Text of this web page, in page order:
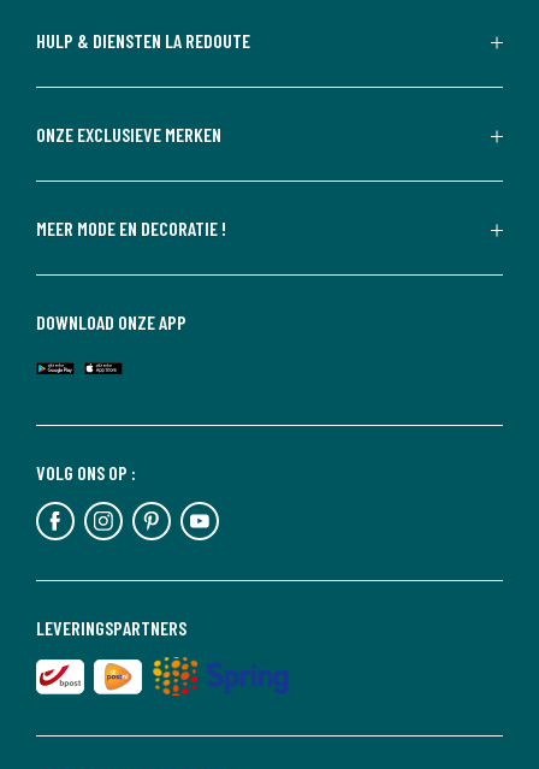
HULP & DIENSTEN LA REDOUTE
ONZE EXCLUSIEVE MERKEN
MEER MODE EN DECORATIE !
LEVERINGSPARTNERS
VOLG ONS OP :
DOWNLOAD ONZE APP